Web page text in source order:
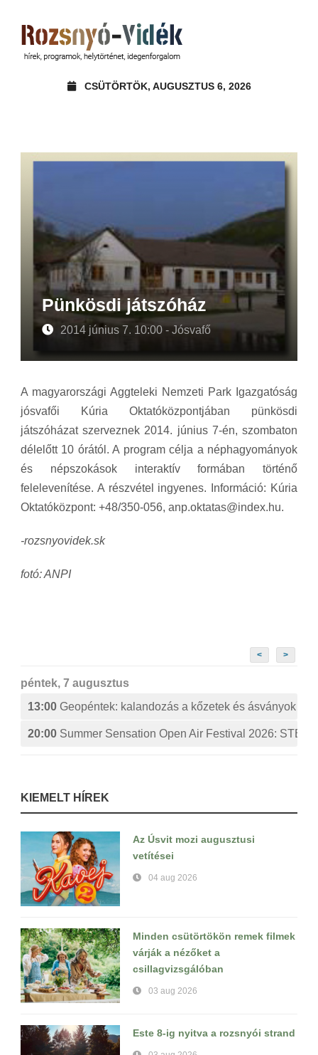
CSÜTÖRTÖK, AUGUSZTUS 6, 2026
Pünkösdi játszóház
2014 június 7. 10:00 - Jósvafő
A magyarországi Aggteleki Nemzeti Park Igazgatóság
jósvafői Kúria Oktatóközpontjában pünkösdi
játszóházat szerveznek 2014. június 7-én, szombaton
délelőtt 10 órától. A program célja a néphagyományok
és népszokások interaktív formában történő
felelevenítése. A részvétel ingyenes. Információ: Kúria
Oktatóközpont: +48/350-056, anp.oktatas@index.hu.
-rozsnyovidek.sk
fotó: ANPI
< >
péntek, 7 augusztus
13:00 Geopéntek: kalandozás a kőzetek és ásványok
20:00 Summer Sensation Open Air Festival 2026:
KIEMELT HÍREK
Az Úsvit mozi augusztusi
vetítései
04 aug 2026
Minden csütörtökön remek filmek
várják a nézőket a
csillagvizsgálóban
03 aug 2026
Este 8-ig nyitva a rozsnyói strand